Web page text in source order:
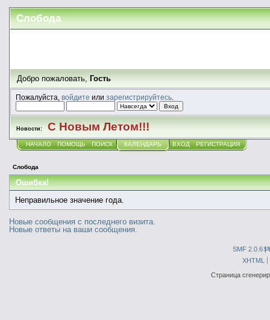
Слобода
Добро пожаловать,Гость
Пожалуйста, войдите или зарегистрируйтесь.
Новости: С Новым Летом!!!
НАЧАЛО ПОМОЩЬ ПОИСК КАЛЕНДАРЬ ВХОД РЕГИСТРАЦИЯ
Слобода
Ошибка!
Неправильное значение года.
Новые сообщения с последнего визита.
Новые ответы на ваши сообщения.
SMF 2.0.6|
XHTML
Страница